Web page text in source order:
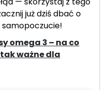
już dziś dbać o
omega 3 – na co
ważne dla